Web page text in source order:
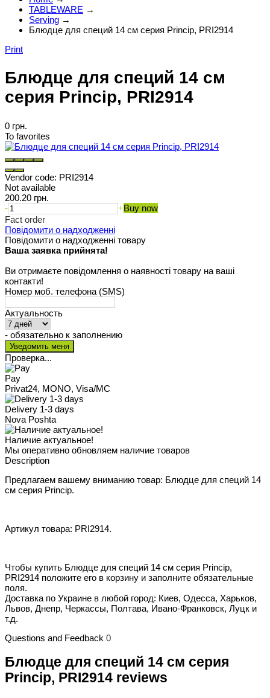
TABLEWARE →
Serving →
Блюдце для специй 14 см серия Princip, PRI2914
Print
Блюдце для специй 14 см
серия Princip, PRI2914
0 грн.
To favorites
Vendor code: PRI2914
Not available
200.20 грн.
-
+Buy now
Fact order
Повідомити о надходженні
Повідомити о надходженні товару
Ваша заявка прийнята!
Ви отримаєте повідомлення о наявності товару на ваші
контакти!
Номер моб. телефона (SMS)
Актуальность
- обязательно к заполнению
Проверка...
Pay
Privat24, MONO, Visa/MC
Delivery 1-3 days
Nova Poshta
Наличие актуальное!
Мы оперативно обновляем наличие товаров
Description
Предлагаем вашему вниманию товар: Блюдце для специй 14
см серия Princip.
Артикул товара: PRI2914.
Чтобы купить Блюдце для специй 14 см серия Princip,
PRI2914 положите его в корзину и заполните обязательные
поля.
Доставка по Украине в любой город: Киев, Одесса, Харьков,
Львов, Днепр, Черкассы, Полтава, Ивано-Франковск, Луцк и
т.д.
Questions and Feedback 0
Блюдце для специй 14 см серия
Princip, PRI2914 reviews